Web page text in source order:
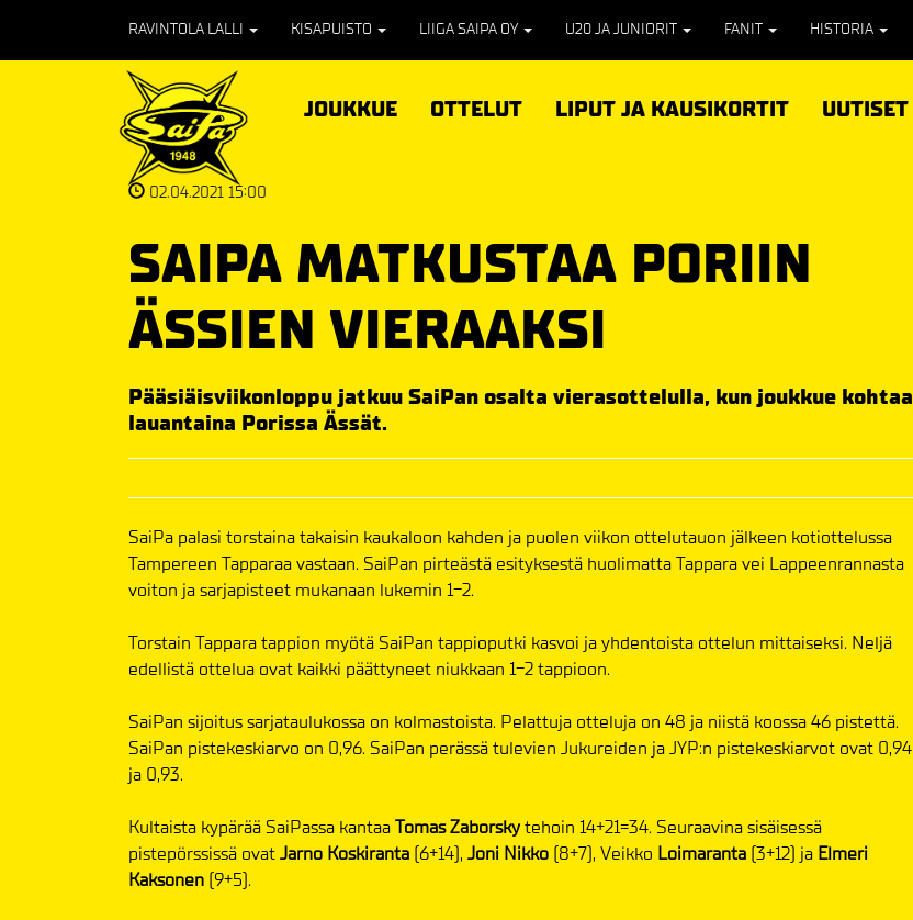
RAVINTOLA LALLI KISAPUISTO LIIGA SAIPA OY U20 JA JUNIORIT FANIT HISTORIA
JOUKKUE OTTELUT LIPUT JA KAUSIKORTIT UUTISET
02.04.2021 15:00
SAIPA MATKUSTAA PORIIN
ÄSSIEN VIERAAKSI
Pääsiäisviikonloppu jatkuu SaiPan osalta vierasottelulla, kun joukkue kohtaa
lauantaina Porissa Ässät.
SaiPa palasi torstaina takaisin kaukaloon kahden ja puolen viikon ottelutauon jälkeen kotiottelussa
Tampereen Tapparaa vastaan. SaiPan pirteästä esityksestä huolimatta Tappara vei Lappeenrannasta
voiton ja sarjapisteet mukanaan lukemin 1-2.
Torstain Tappara tappion myötä SaiPan tappioputki kasvoi ja yhdentoista ottelun mittaiseksi. Neljä
edellistä ottelua ovat kaikki päättyneet niukkaan 1-2 tappioon.
SaiPan sijoitus sarjataulukossa on kolmastoista. Pelattuja otteluja on 48 ja niistä koossa 46 pistettä.
SaiPan pistekeskiarvo on 0,96. SaiPan perässä tulevien Jukureiden ja JYP:n pistekeskiarvot ovat 0,94
ja 0,93.
Kultaista kypärää SaiPassa kantaaTomas Zaborskytehoin 14+21=34. Seuraavina sisäisessä
pistepörssissä ovatJarno Koskiranta (6+14), Joni Nikko (8+7), Veikko Loimaranta (3+12) ja Elmeri
Kaksonen (9+5).